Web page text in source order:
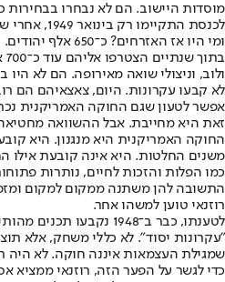
מוסדות היישוב. הם לא נבחרו בבחירות
לכנסת
ומי היו אז האזרחים? כ־650 אלף יהודים.
ולוב, וניצולי שואה מאירופה. הם לא
לא קבעו עקרונות. היום, צאצאיהם הם
אפשר לטעון שגם החוקה האמריקנית
זאת היא מחייבת. אבל ההשוואה
החוקה האמריקנית היא מנגנון. היא
משנים החלטות. היא אינה קובעת אילו
כמו הפלות והזכות לחיים, נותרות
התשובה להן משתנה ממקום למקום
רוזנאי טוען למשהו אחר.
לטענתו, כבר ב־1948
"עקרונות יסוד". לא כללי משחק, אלא
שמגילת העצמאות איננה חוקה. לא היה
כדי לגשר על הפער הזה, רוזנאי ממציא